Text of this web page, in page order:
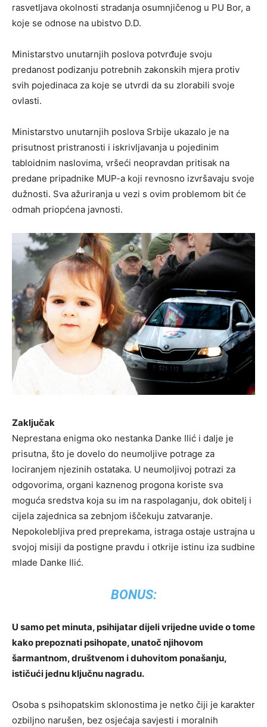
rasvetljava okolnosti stradanja osumnjičenog u PU Bor, a
koje se odnose na ubistvo D.D.
Ministarstvo unutarnjih poslova potvrđuje svoju
predanost podizanju potrebnih zakonskih mjera protiv
svih pojedinaca za koje se utvrdi da su zlorabili svoje
ovlasti.
Ministarstvo unutarnjih poslova Srbije ukazalo je na
prisutnost pristranosti i iskrivljavanja u pojedinim
tabloidnim naslovima, vršeći neopravdan pritisak na
predane pripadnike MUP-a koji revnosno izvršavaju svoje
dužnosti. Sva ažuriranja u vezi s ovim problemom bit će
odmah priopćena javnosti.
Zaključak
Neprestana enigma oko nestanka Danke Ilić i dalje je
prisutna, što je dovelo do neumoljive potrage za
lociranjem njezinih ostataka. U neumoljivoj potrazi za
odgovorima, organi kaznenog progona koriste sva
moguća sredstva koja su im na raspolaganju, dok obitelj i
cijela zajednica sa zebnjom iščekuju zatvaranje.
Nepokolebljiva pred preprekama, istraga ostaje ustrajna u
svojoj misiji da postigne pravdu i otkrije istinu iza sudbine
mlade Danke Ilić.
BONUS:
U samo pet minuta, psihijatar dijeli vrijedne uvide o tome
kako prepoznati psihopate, unatoč njihovom
šarmantnom, društvenom i duhovitom ponašanju,
ističući jednu ključnu nagradu.
Osoba s psihopatskim sklonostima je netko čiji je karakter
ozbiljno narušen, bez osjećaja savjesti i moralnih